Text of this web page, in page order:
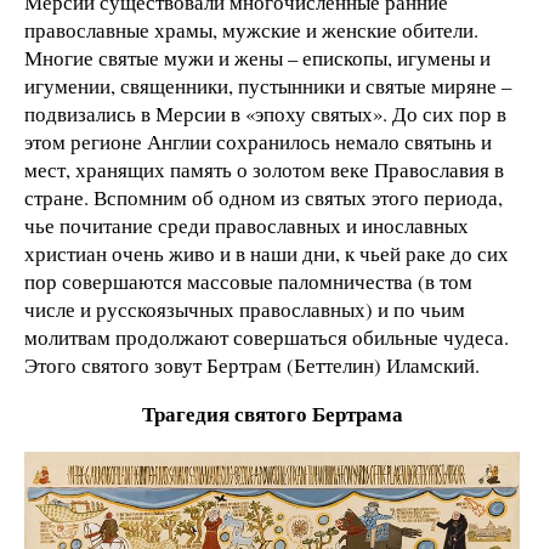
православные храмы, мужские и женские обители.
Многие святые мужи и жены – епископы, игумены и
игумении, священники, пустынники и святые миряне –
подвизались в Мерсии в «эпоху святых». До сих пор в
этом регионе Англии сохранилось немало святынь и
мест, хранящих память о золотом веке Православия в
стране. Вспомним об одном из святых этого периода,
чье почитание среди православных и инославных
христиан очень живо и в наши дни, к чьей раке до сих
пор совершаются массовые паломничества (в том
числе и русскоязычных православных) и по чьим
молитвам продолжают совершаться обильные чудеса.
Этого святого зовут Бертрам (Беттелин) Иламский.
Трагедия святого Бертрама